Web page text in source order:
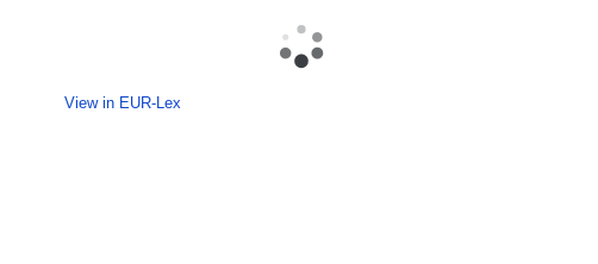
View in EUR-Lex